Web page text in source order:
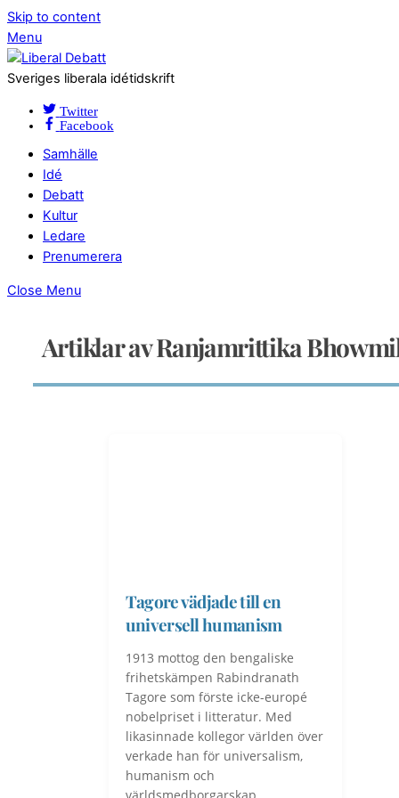
Skip to content
Menu
Sveriges liberala idétidskrift
Twitter
Facebook
Samhälle
Idé
Debatt
Kultur
Ledare
Prenumerera
Close Menu
Artiklar av Ranjamrittika
Tagore vädjade till en
universell humanism
1913 mottog den bengaliske
frihetskämpen Rabindranath
Tagore som förste icke-europé
nobelpriset i litteratur. Med
likasinnade kollegor världen över
verkade han för universalism,
humanism och